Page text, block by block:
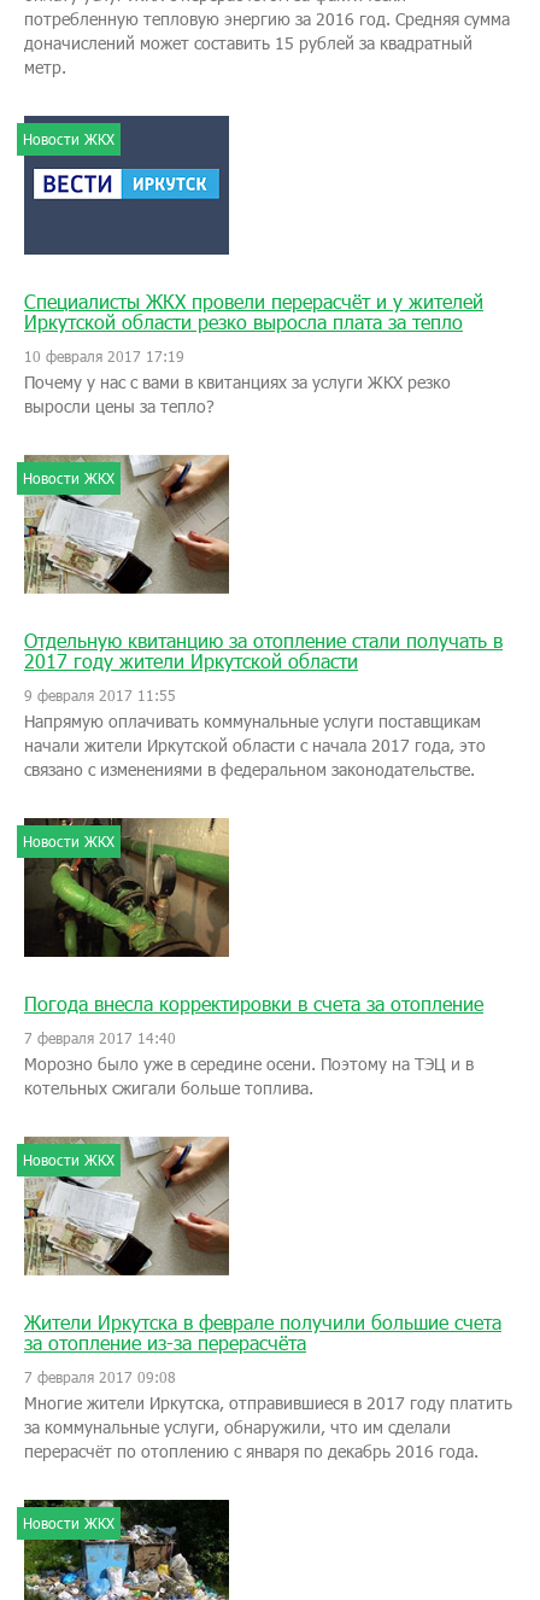
потребленную тепловую энергию за 2016 год. Средняя сумма
доначислений может составить 15 рублей за квадратный
метр.
Новости ЖКХ
Специалисты ЖКХ провели перерасчёт и у жителей
Иркутской области резко выросла плата за тепло
10 февраля 2017 17:19
Почему у нас с вами в квитанциях за услуги ЖКХ резко
выросли цены за тепло?
Новости ЖКХ
Отдельную квитанцию за отопление стали получать в
2017 году жители Иркутской области
9 февраля 2017 11:55
Напрямую оплачивать коммунальные услуги поставщикам
начали жители Иркутской области с начала 2017 года, это
связано с изменениями в федеральном законодательстве.
Новости ЖКХ
Погода внесла корректировки в счета за отопление
7 февраля 2017 14:40
Морозно было уже в середине осени. Поэтому на ТЭЦ и в
котельных сжигали больше топлива.
Новости ЖКХ
Жители Иркутска в феврале получили большие счета
за отопление из-за перерасчёта
7 февраля 2017 09:08
Многие жители Иркутска, отправившиеся в 2017 году платить
за коммунальные услуги, обнаружили, что им сделали
перерасчёт по отоплению с января по декабрь 2016 года.
Новости ЖКХ